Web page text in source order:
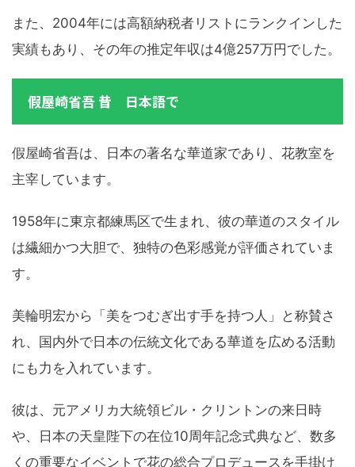
また、2004年には高額納税者リストにランクインした
実績もあり、その年の推定年収は4億257万円でした。
假屋崎省吾 昔 日本語で
假屋崎省吾は、日本の著名な華道家であり、花教室を
主宰しています。
1958年に東京都練馬区で生まれ、彼の華道のスタイル
は繊細かつ大胆で、独特の色彩感覚が評価されていま
す。
美輪明宏から「美をつむぎ出す手を持つ人」と称賛さ
れ、国内外で日本の伝統文化である華道を広める活動
にも力を入れています。
彼は、元アメリカ大統領ビル・クリントンの来日時
や、日本の天皇陛下の在位10周年記念式典など、数多
くの重要なイベントで花の総合プロデュースを手掛け